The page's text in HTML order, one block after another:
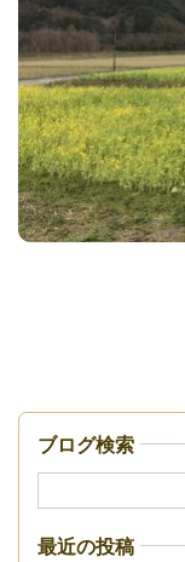
ブログ検索
最近の投稿